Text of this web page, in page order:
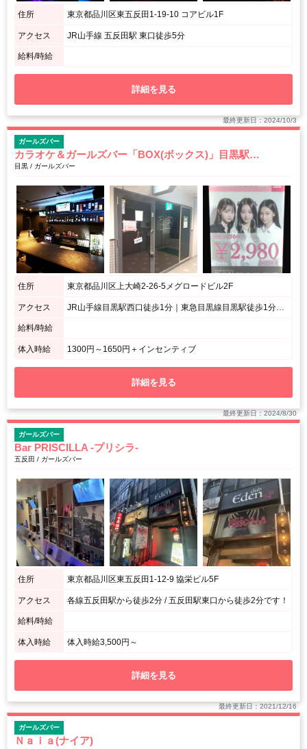
住所 東京都品川区東五反田1-19-10 コアビル1F
アクセス JR山手線 五反田駅 東口徒歩5分
給料/時給
詳細を見る
最終更新日：2024/10/3
ガールズバー
カラオケ＆ガールズバー「BOX(ボックス)」目黒駅前店
目黒 / ガールズバー
住所 東京都品川区上大崎2-26-5メグロードビル2F
アクセス JR山手線目黒駅西口徒歩1分｜東急目黒線目黒駅徒歩1分｜東京メトロ南北線目黒駅徒歩1分｜都営地下鉄三田線目黒駅徒歩1分 / 入り口は2つあります。1つ目、メグロードビル（ホテルアベスト目黒）天下一品ラーメンの入っているビルの2階です。2つ目、吉野家の右隣のビル、サンフェリスタの階段を上り自動販売機をさらに越えた先にあります。
給料/時給
体入時給 1300円～1650円＋インセンティブ
詳細を見る
最終更新日：2024/8/30
ガールズバー
Bar PRISCILLA -プリシラ-
五反田 / ガールズバー
住所 東京都品川区東五反田1-12-9 協栄ビル5F
アクセス 各線五反田駅から徒歩2分 / 五反田駅東口から徒歩2分です！
給料/時給
体入時給 体入時給3,500円～
詳細を見る
最終更新日：2021/12/16
ガールズバー
Ｎａｉａ(ナイア)